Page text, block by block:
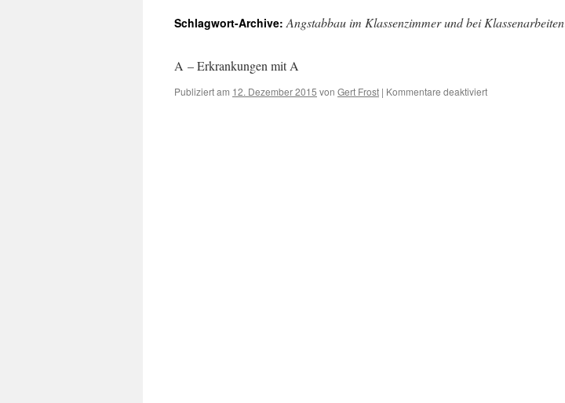
springen
Schlagwort-Archive:Angstabbau im Klassenzimmer und bei Klassenarbeiten
A – Erkrankungen mit A
Publiziert am 12. Dezember 2015 von Gert Frost | Kommentare deaktiviertfür